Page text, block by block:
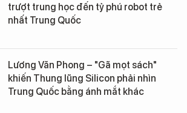
trượt trung học đến tỷ phú robot trẻ
nhất Trung Quốc
Lương Văn Phong – "Gã mọt sách"
khiến Thung lũng Silicon phải nhìn
Trung Quốc bằng ánh mắt khác